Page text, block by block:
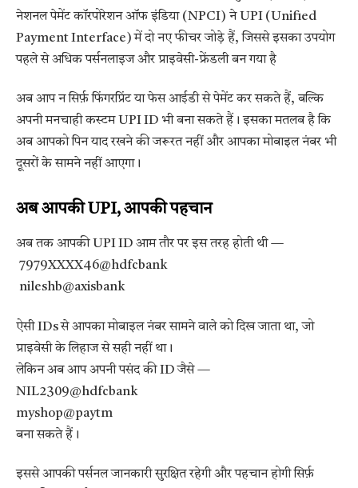
नेशनल पेमेंट कॉरपोरेशन ऑफ इंडिया (NPCI) ने UPI (Unified
Payment Interface) में दो नए फीचर जोड़े हैं, जिससे इसका उपयोग
पहले से अधिक पर्सनलाइज और प्राइवेसी-फ्रेंडली बन गया है
अब आप न सिर्फ़ फिंगरप्रिंट या फेस आईडी से पेमेंट कर सकते हैं, बल्कि
अपनी मनचाही कस्टम UPI ID भी बना सकते हैं। इसका मतलब है कि
अब आपको पिन याद रखने की जरूरत नहीं और आपका मोबाइल नंबर भी
दूसरों के सामने नहीं आएगा।
अब आपकी UPI, आपकी पहचान
अब तक आपकी UPI ID आम तौर पर इस तरह होती थी —
7979XXXX46@hdfcbank
nileshb@axisbank
ऐसी IDs से आपका मोबाइल नंबर सामने वाले को दिख जाता था, जो
प्राइवेसी के लिहाज से सही नहीं था।
लेकिन अब आप अपनी पसंद की ID जैसे —
NIL2309@hdfcbank
myshop@paytm
बना सकते हैं।
इससे आपकी पर्सनल जानकारी सुरक्षित रहेगी और पहचान होगी सिर्फ़